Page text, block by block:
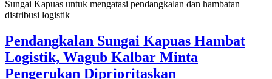
Pendangkalan Sungai Kapuas Hambat
Logistik, Wagub Kalbar Minta
Pengerukan Diprioritaskan